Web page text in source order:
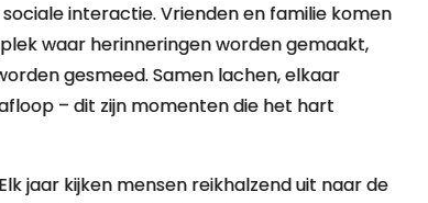
interactie. Vrienden en familie komen
waar herinneringen worden gemaakt,
gesmeed. Samen lachen, elkaar
– dit zijn momenten die het hart
jaar kijken mensen reikhalzend uit naar de